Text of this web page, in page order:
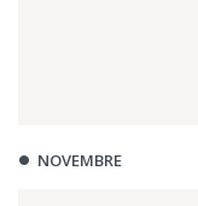
NOVEMBRE